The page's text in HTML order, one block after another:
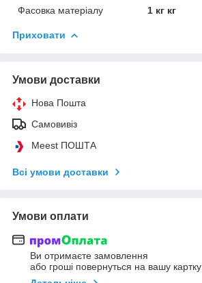
Фасовка матеріалу 1 кг кг
Приховати
Умови доставки
Нова Пошта
Самовивіз
Meest ПОШТА
Всі умови доставки
Умови оплати
Ви отримаєте замовлення
або гроші повернуться на вашу картку